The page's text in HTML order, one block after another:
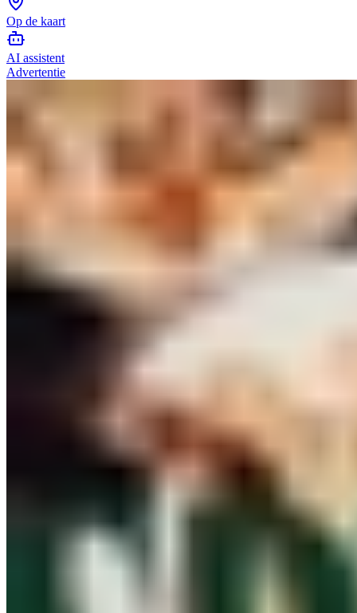
Op de kaart
AI assistent
Advertentie